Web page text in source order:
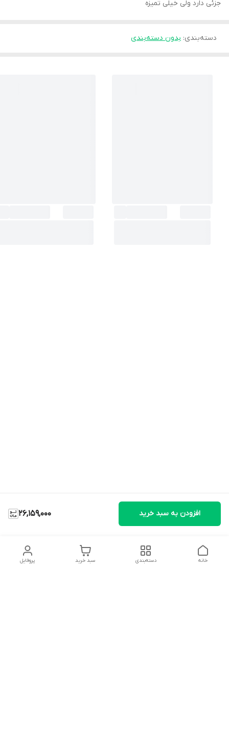
26,159,000 افزودن به سبد خرید
جزئی دارد ولی خیلی تمیزه
دسته‌بندی: بدون دسته‌بندی
پروفایل سبد خرید دسته‌بندی خانه